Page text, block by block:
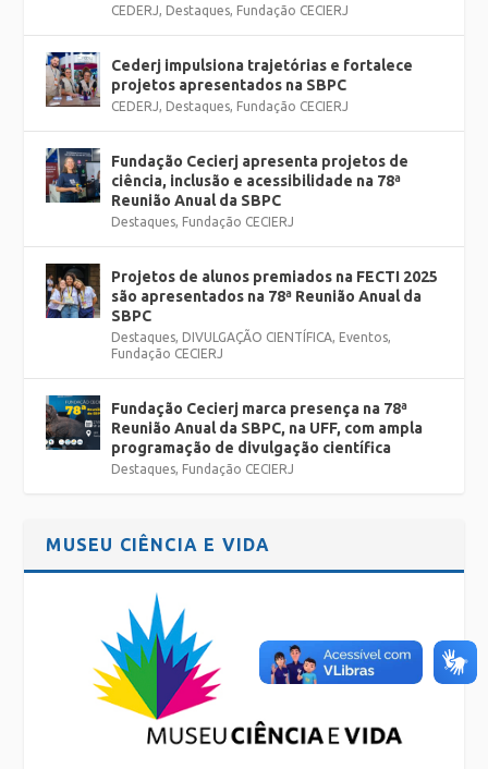
CEDERJ, Destaques, Fundação CECIERJ
Cederj impulsiona trajetórias e fortalece
projetos apresentados na SBPC
CEDERJ, Destaques, Fundação CECIERJ
Fundação Cecierj apresenta projetos de
ciência, inclusão e acessibilidade na 78ª
Reunião Anual da SBPC
Destaques, Fundação CECIERJ
Projetos de alunos premiados na FECTI 2025
são apresentados na 78ª Reunião Anual da
SBPC
Destaques, DIVULGAÇÃO CIENTÍFICA, Eventos,
Fundação CECIERJ
Fundação Cecierj marca presença na 78ª
Reunião Anual da SBPC, na UFF, com ampla
programação de divulgação científica
Destaques, Fundação CECIERJ
MUSEU CIÊNCIA E VIDA